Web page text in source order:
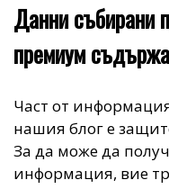
Данни събирани
премиум
Част от
нашия блог е
За да може да
информация, вие